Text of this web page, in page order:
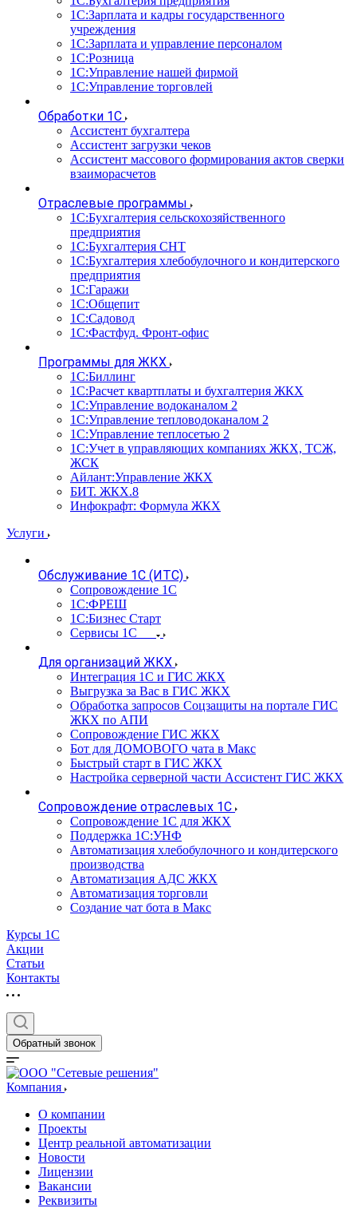
1С:Зарплата и кадры государственного
учреждения
1С:Зарплата и управление персоналом
1С:Розница
1С:Управление нашей фирмой
1С:Управление торговлей
Обработки 1С
Ассистент бухгалтера
Ассистент загрузки чеков
Ассистент массового формирования актов сверки
взаиморасчетов
Отраслевые программы
1С:Бухгалтерия сельскохозяйственного
предприятия
1С:Бухгалтерия СНТ
1С:Бухгалтерия хлебобулочного и кондитерского
предприятия
1С:Гаражи
1С:Общепит
1С:Садовод
1С:Фастфуд. Фронт-офис
Программы для ЖКХ
1С:Биллинг
1С:Расчет квартплаты и бухгалтерия ЖКХ
1С:Управление водоканалом 2
1С:Управление тепловодоканалом 2
1С:Управление теплосетью 2
1С:Учет в управляющих компаниях ЖКХ, ТСЖ,
ЖСК
Айлант:Управление ЖКХ
БИТ. ЖКХ.8
Инфокрафт: Формула ЖКХ
Услуги
Обслуживание 1С (ИТС)
Сопровождение 1С
1С:ФРЕШ
1С:Бизнес Старт
Сервисы 1С
Для организаций ЖКХ
Интеграция 1С и ГИС ЖКХ
Выгрузка за Вас в ГИС ЖКХ
Обработка запросов Соцзащиты на портале ГИС
ЖКХ по АПИ
Сопровождение ГИС ЖКХ
Бот для ДОМОВОГО чата в Макс
Быстрый старт в ГИС ЖКХ
Настройка серверной части Ассистент ГИС ЖКХ
Сопровождение отраслевых 1С
Сопровождение 1С для ЖКХ
Поддержка 1С:УНФ
Автоматизация хлебобулочного и кондитерского
производства
Автоматизация АДС ЖКХ
Автоматизация торговли
Создание чат бота в Макс
Курсы 1С
Акции
Статьи
Контакты
Обратный звонок
Компания
О компании
Проекты
Центр реальной автоматизации
Новости
Лицензии
Вакансии
Реквизиты